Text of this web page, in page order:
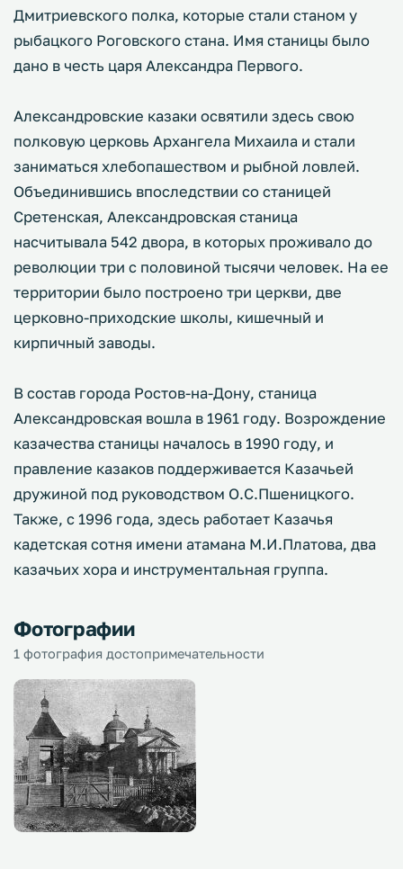
Дмитриевского полка, которые стали станом у
рыбацкого Роговского стана. Имя станицы было
дано в честь царя Александра Первого.
Александровские казаки освятили здесь свою
полковую церковь Архангела Михаила и стали
заниматься хлебопашеством и рыбной ловлей.
Объединившись впоследствии со станицей
Сретенская, Александровская станица
насчитывала 542 двора, в которых проживало до
революции три с половиной тысячи человек. На ее
территории было построено три церкви, две
церковно-приходские школы, кишечный и
кирпичный заводы.
В состав города Ростов-на-Дону, станица
Александровская вошла в 1961 году. Возрождение
казачества станицы началось в 1990 году, и
правление казаков поддерживается Казачьей
дружиной под руководством О.С.Пшеницкого.
Также, с 1996 года, здесь работает Казачья
кадетская сотня имени атамана М.И.Платова, два
казачьих хора и инструментальная группа.
Фотографии
1 фотография достопримечательности